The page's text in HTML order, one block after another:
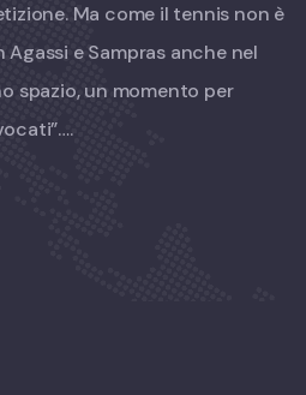
Ma come il tennis non è
e Sampras anche nel
spazio, un momento per